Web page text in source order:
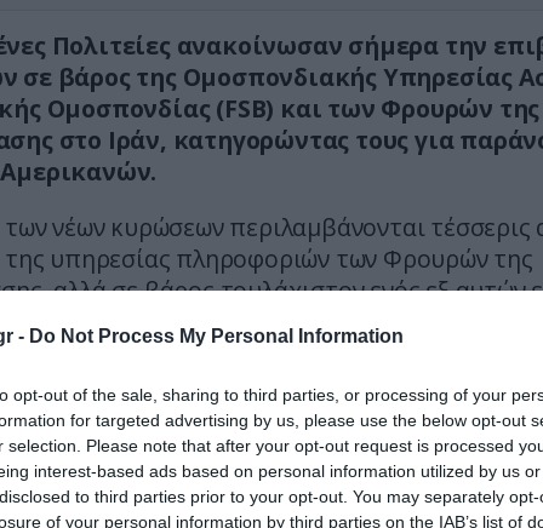
- Do Not Process My Personal Information
opt-out of the sale, sharing to third parties, or processing of your
for targeted advertising by us, please use the below opt-out
selection. Please note that after your opt-out request is processed
interest-based ads based on personal information utilized by us
to third parties prior to your opt-out. You may separately
of your personal information by third parties on the IAB’s list of
Πολιτείες ανακοίνωσαν σήμερα την
σε βάρος της Ομοσπονδιακής Υπηρεσίας
Ομοσπονδίας (FSB) και των Φρουρών της
στο Ιράν, κατηγορώντας τους για
των νέων κυρώσεων περιλαμβάνονται τέσσερις
της υπηρεσίας πληροφοριών των Φρουρών της
αλλά σε βάρος τουλάχιστον ενός εξ αυτών
ήδη κυρώσεις. Η ρωσική FSB υπόκειται επίσης σε
αμερικανικές κυρώσεις.
αξιωματούχοι της κυβέρνησης Μπάιντεν
της ανωνυμίας, ότι οι νέες κυρώσεις έχουν
τις συνέπειες που θα έχουν όσοι
την παράνομη κράτηση αμερικανών